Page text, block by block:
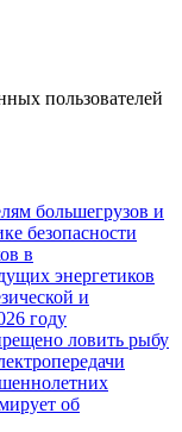
пользователей
большегрузов и
безопасности
в
энергетиков
и
году
ловить рыбу
об